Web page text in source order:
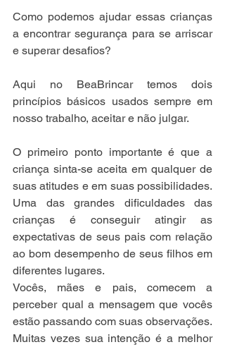
Como podemos ajudar essas crianças
a encontrar segurança para se arriscar
e superar desafios?
Aqui no BeaBrincar temos dois
princípios básicos usados sempre em
nosso trabalho, aceitar e não julgar.
O primeiro ponto importante é que a
criança sinta-se aceita em qualquer de
suas atitudes e em suas possibilidades.
Uma das grandes dificuldades das
crianças é conseguir atingir as
expectativas de seus pais com relação
ao bom desempenho de seus filhos em
diferentes lugares.
Vocês, mães e pais, comecem a
perceber qual a mensagem que vocês
estão passando com suas observações.
Muitas vezes sua intenção é a melhor